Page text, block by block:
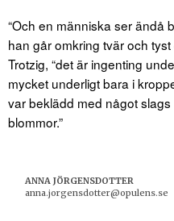
“Och en människa ser ändå
han går omkring tvär och
Trotzig, “det är ingenting
mycket underligt bara i
var beklädd med något
blommor.”
ANNA JÖRGENSDOTTER
anna.jorgensdotter@opulens.se